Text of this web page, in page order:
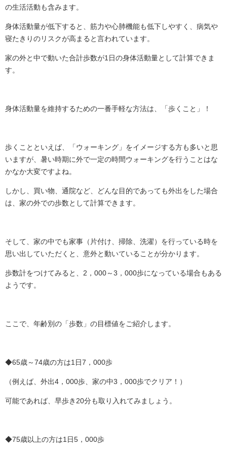
の生活活動も含みます。
身体活動量が低下すると、筋力や心肺機能も低下しやすく、病気や
寝たきりのリスクが高まると言われています。
家の外と中で動いた合計歩数が1日の身体活動量として計算できま
す。
身体活動量を維持するための一番手軽な方法は、「歩くこと」！
歩くことといえば、「ウォーキング」をイメージする方も多いと思
いますが、暑い時期に外で一定の時間ウォーキングを行うことはな
かなか大変ですよね。
しかし、買い物、通院など、どんな目的であっても外出をした場合
は、家の外での歩数として計算できます。
そして、家の中でも家事（片付け、掃除、洗濯）を行っている時を
思い出していただくと、意外と動いていることが分かります。
歩数計をつけてみると、2，000～3，000歩になっている場合もある
ようです。
ここで、年齢別の「歩数」の目標値をご紹介します。
◆65歳～74歳の方は1日7，000歩
（例えば、外出4，000歩、家の中3，000歩でクリア！）
可能であれば、早歩き20分も取り入れてみましょう。
◆75歳以上の方は1日5，000歩